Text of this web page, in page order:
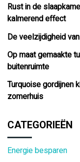
Rust in de
kalmerend effect
De veelzijdigheid
Op maat gemaakte
buitenruimte
Turquoise gordijnen
zomerhuis
CATEGORIEËN
Energie besparen